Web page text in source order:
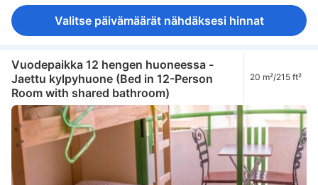
Valitse päivämäärät nähdäksesi hinnat
Vuodepaikka 12 hengen huoneessa -
Jaettu kylpyhuone (Bed in 12-Person
Room with shared bathroom)
20 m²/215 ft²